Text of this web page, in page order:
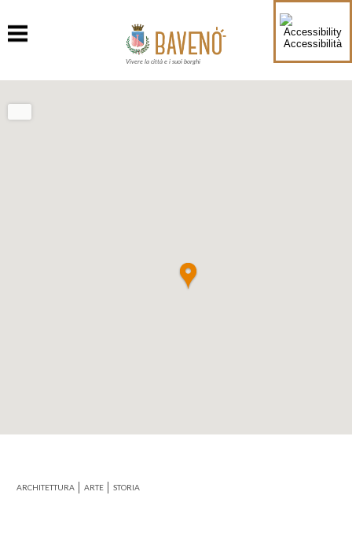
Accessibilità
Vivere la città e i suoi borghi
ARCHITETTURA ARTE STORIA